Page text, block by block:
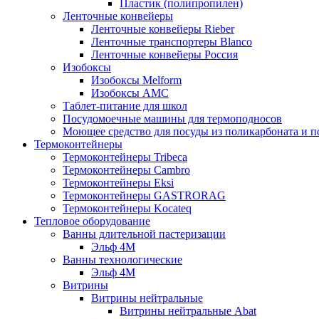
Пластик (полипропилен)
Ленточные конвейеры
Ленточные конвейеры Rieber
Ленточные транспортеры Blanco
Ленточные конвейеры Россия
Изобоксы
Изобоксы Melform
Изобоксы AMC
Таблет-питание для школ
Посудомоечные машины для термоподносов
Моющее средство для посуды из поликарбоната и
Термоконтейнеры
Термоконтейнеры Tribeca
Термоконтейнеры Cambro
Термоконтейнеры Eksi
Термоконтейнеры GASTRORAG
Термоконтейнеры Kocateq
Тепловое оборудование
Ванны длительной пастеризации
Эльф 4М
Ванны технологические
Эльф 4М
Витрины
Витрины нейтральные
Витрины нейтральные Abat